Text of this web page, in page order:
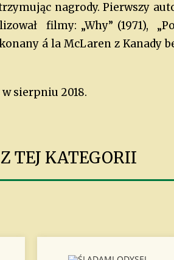
nagrody. Pierwszy
filmy: „Why” (1971),
á la McLaren z Kanady
w sierpniu 2018.
TEJ KATEGORII